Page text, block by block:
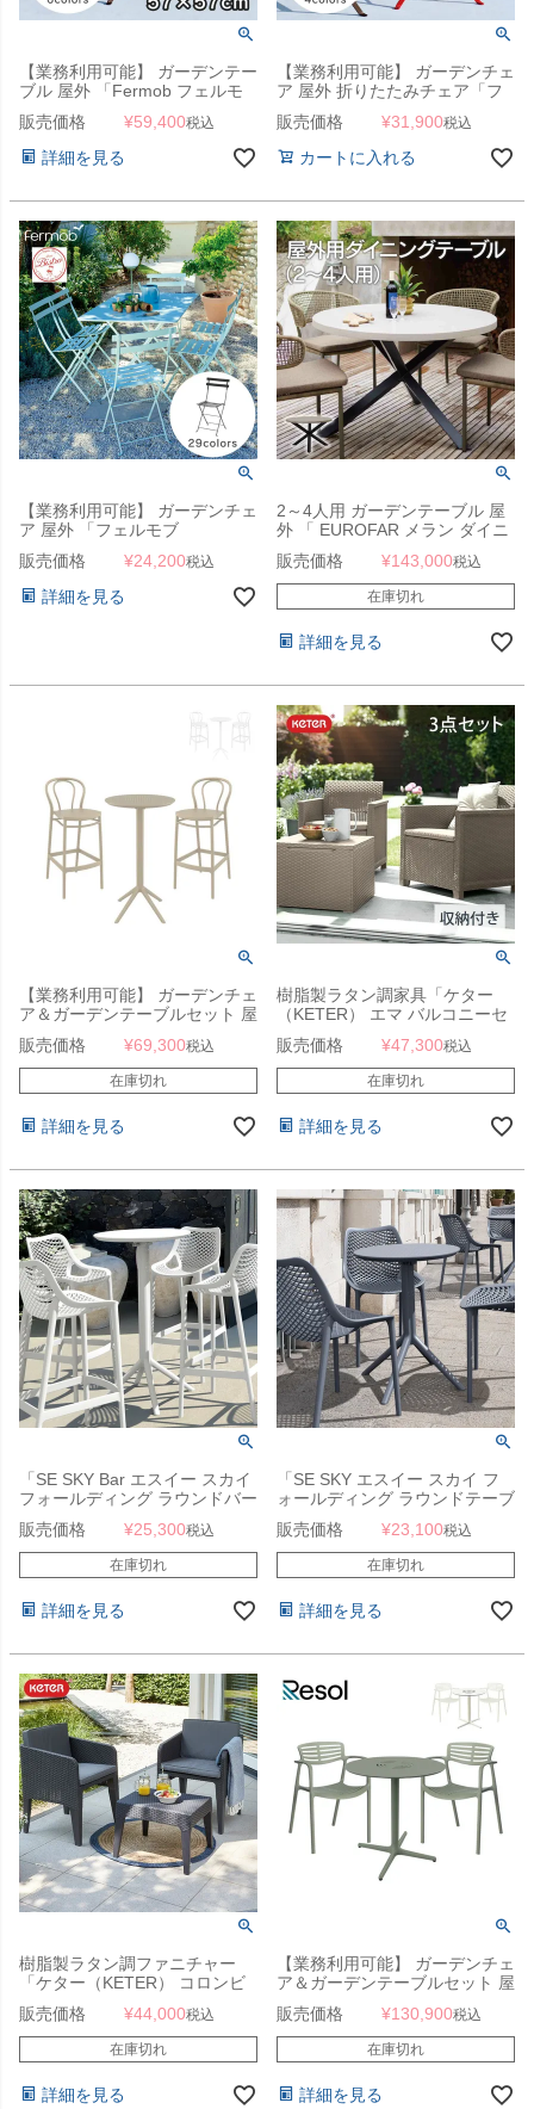
【業務利用可能】 ガーデンテー
ブル 屋外 「Fermob フェルモ
ブ ビストロテーブル 57×57」
販売価格 ¥59,400税込
詳細を見る
【業務利用可能】 ガーデンチェ
ア 屋外 折りたたみチェア「フ
ェルモブ（Fermob） ベランダ
チェア」ガーデン
販売価格 ¥31,900税込
カートに入れる
【業務利用可能】 ガーデンチェ
ア 屋外 「フェルモブ
（Fermob） ビストロ メタルフ
ォールディングチェア」 折りた
たみチェア
販売価格 ¥24,200税込
詳細を見る
2～4人用 ガーデンテーブル 屋
外 「 EUROFAR メラン ダイニ
ングテーブル KOL-EF02CE 」
販売価格 ¥143,000税込
在庫切れ
詳細を見る
【業務利用可能】 ガーデンチェ
ア＆ガーデンテーブルセット 屋
外 「SE SKY エスイー スカイ
フォールディング ラウンドバー
テーブル Φ60 ＆ VICTOR ヴィ
クター バーチェア 3点セット」
販売価格 ¥69,300税込
在庫切れ
詳細を見る
樹脂製ラタン調家具「ケター
（KETER） エマ バルコニーセ
ット 3点セット （EMMA
BALCONY SET 147871）」
販売価格 ¥47,300税込
在庫切れ
詳細を見る
「SE SKY Bar エスイー スカイ
フォールディング ラウンドバー
テーブル Φ60cm」
販売価格 ¥25,300税込
在庫切れ
詳細を見る
「SE SKY エスイー スカイ フ
ォールディング ラウンドテーブ
ル Φ60cm」
販売価格 ¥23,100税込
在庫切れ
詳細を見る
樹脂製ラタン調ファニチャー
「ケター（KETER） コロンビ
ア バルコニー3点セット
（Columbia balcony set） 」
販売価格 ¥44,000税込
在庫切れ
詳細を見る
【業務利用可能】 ガーデンチェ
ア＆ガーデンテーブルセット 屋
外 「Resol Toledo AIRE リソル
トレド エア ラウンドテーブル
70cm ＆ アームチェア 3点セッ
ト」
販売価格 ¥130,900税込
在庫切れ
詳細を見る